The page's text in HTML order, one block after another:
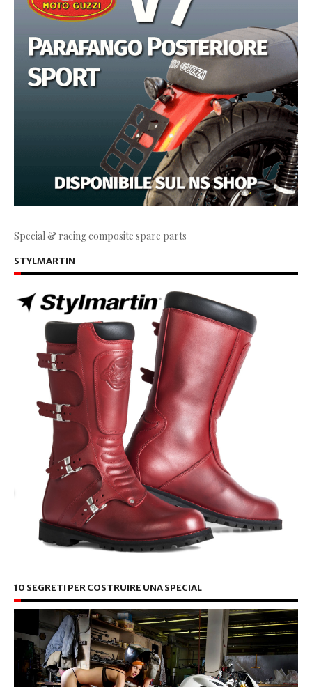
Special & racing composite spare parts
STYLMARTIN
10 SEGRETI PER COSTRUIRE UNA SPECIAL